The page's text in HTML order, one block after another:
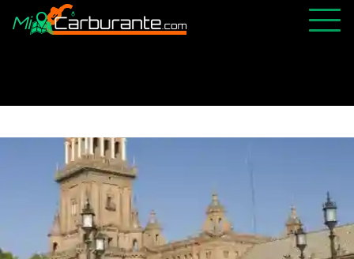
ABIERTAS 24H
ÚLTIMAS MATRÍCULAS
FAVORITAS